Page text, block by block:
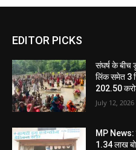
EDITOR PICKS
संघर्ष के बीच
लिंक समेत 3
202.50
July 12, 2026
MP News:
1.34 लाख